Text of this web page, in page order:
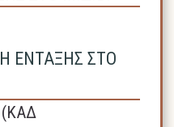
ΕΝΤΑΞΗΣ ΣΤΟ
(ΚΑΔ